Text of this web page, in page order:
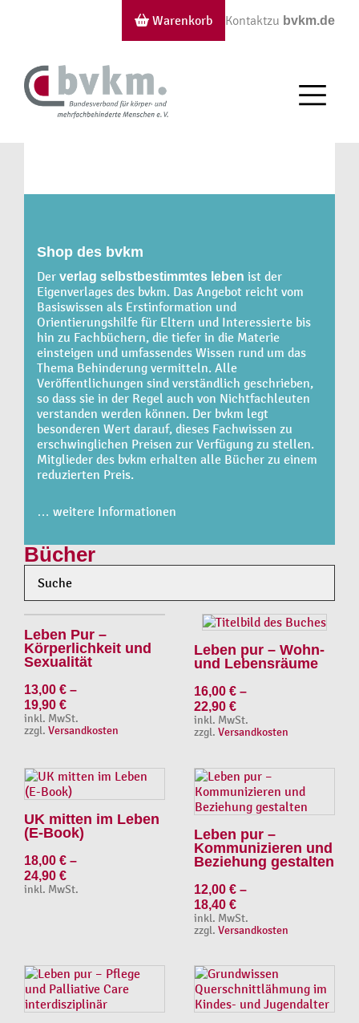
Warenkorb Kontaktzu bvkm.de
Shop des bvkm
Derverlag selbstbestimmtes leben ist der
Eigenverlages des bvkm. Das Angebot reicht vom
Basiswissen als Erstinformation und
Orientierungshilfe für Eltern und Interessierte bis
hin zu Fachbüchern, die tiefer in die Materie
einsteigen und umfassendes Wissen rund um das
Thema Behinderung vermitteln. Alle
Veröffentlichungen sind verständlich geschrieben,
so dass sie in der Regel auch von Nichtfachleuten
verstanden werden können. Der bvkm legt
besonderen Wert darauf, dieses Fachwissen zu
erschwinglichen Preisen zur Verfügung zu stellen.
Mitglieder des bvkm erhalten alle Bücher zu einem
reduzierten Preis.
… weitere Informationen
Bücher
Leben Pur –
Körperlichkeit und
Sexualität
13,00€ –
19,90€
inkl. MwSt.
zzgl.Versandkosten
Leben pur – Wohn-
und Lebensräume
16,00€ –
22,90€
inkl. MwSt.
zzgl.Versandkosten
UK mitten im Leben
(E-Book)
18,00€ –
24,90€
inkl. MwSt.
Leben pur –
Kommunizieren und
Beziehung gestalten
12,00€ –
18,40€
inkl. MwSt.
zzgl.Versandkosten